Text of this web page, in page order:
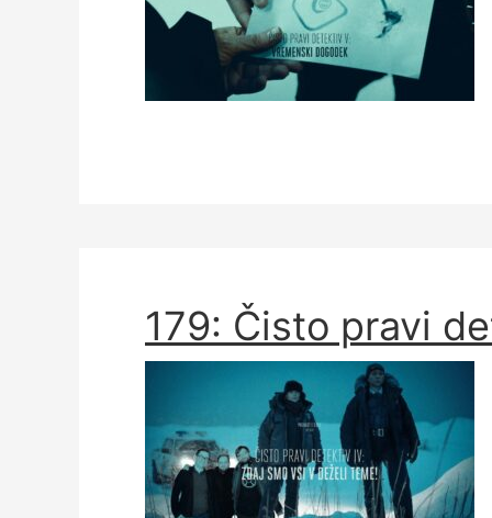
179: Čisto pravi